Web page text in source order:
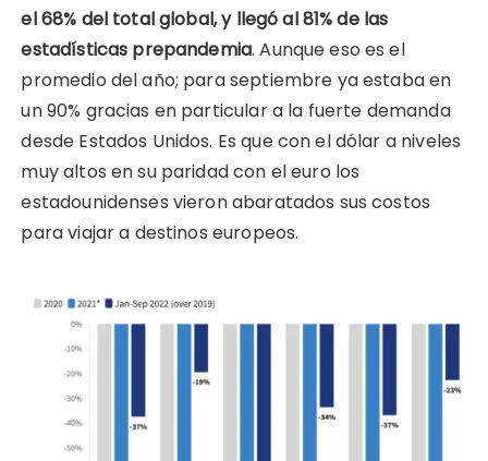
el 68% del total global, y llegó al 81% de las
estadísticas prepandemia. Aunque eso es el
promedio del año; para septiembre ya estaba en
un 90% gracias en particular a la fuerte demanda
desde Estados Unidos. Es que con el dólar a niveles
muy altos en su paridad con el euro los
estadounidenses vieron abaratados sus costos
para viajar a destinos europeos.